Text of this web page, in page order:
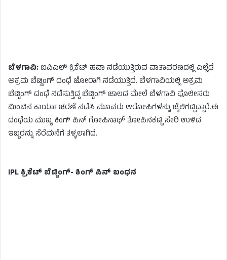
ಬೆಳಗಾವಿ:ಐಪಿಎಲ್ ಕ್ರಿಕೆಟ್ ಹವಾ ನಡೆಯುತ್ತಿರುವ ವಾತಾವರಣದಲ್ಲಿ ಎಲ್ಲೆಡೆ
ಅಕ್ರಮ ಬೆಟ್ಟಿಂಗ್ ದಂಧೆ ಜೋರಾಗಿ ನಡೆಯುತ್ತಿದೆ. ಬೆಳಗಾವಿಯಲ್ಲಿ ಅಕ್ರಮ
ಬೆಟ್ಟಿಂಗ್ ದಂಧೆ ನಡೆಸುತ್ತಿದ್ದ ಬೆಟ್ಟಿಂಗ್ ಜಾಲದ ಮೇಲೆ ಬೆಳಗಾವಿ ಪೊಲೀಸರು
ಮಿಂಚಿನ ಕಾರ್ಯಾಚರಣೆ ನಡೆಸಿ ಮೂವರು ಆರೋಪಿಗಳನ್ನು ಜೈಲಿಗಟ್ಟಿದ್ದಾರೆ.ಈ
ದಂಧೆಯ ಮುಖ್ಯ ಕಿಂಗ್ ಪಿನ್ ಗೋಪಿನಾಥ್ ತೋಪಿನಕಟ್ಟಿ ಸೇರಿ ಉಳಿದ
ಇಬ್ಬರನ್ನು ಸೆರೆಮನೆಗೆ ತಳ್ಳಲಾಗಿದೆ.
IPL ಕ್ರಿಕೆಟ್‌ ಬೆಟ್ಟಿಂಗ್- ಕಿಂಗ್ ಪಿನ್ ಬಂಧನ